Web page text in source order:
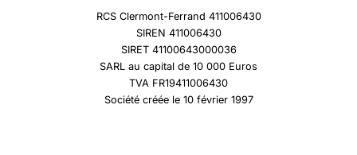
RCS Clermont-Ferrand 411006430
SIREN 411006430
SIRET 41100643000036
SARL au capital de 10 000 Euros
TVA FR19411006430
Société créée le 10 février 1997